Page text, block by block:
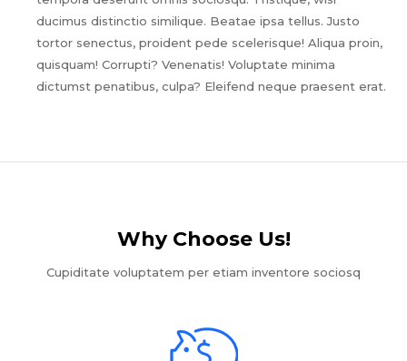
ducimus distinctio similique. Beatae ipsa tellus. Justo
tortor senectus, proident pede scelerisque! Aliqua proin,
quisquam! Corrupti? Venenatis! Voluptate minima
dictumst penatibus, culpa? Eleifend neque praesent erat.
Why Choose Us!​
Cupiditate voluptatem per etiam inventore sociosq